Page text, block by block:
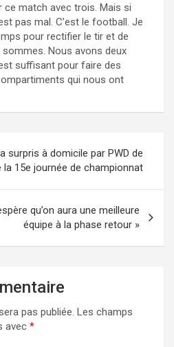
ce match avec trois. Mais si
pas mal. C’est le football. Je
pour rectifier le tir et de
Nous avons deux
suffisant pour faire des
qui nous ont
surpris à domicile par PWD de
15e journée de championnat
qu’on aura une meilleure
équipe à la phase retour »
pas publiée. Les champs
avec *